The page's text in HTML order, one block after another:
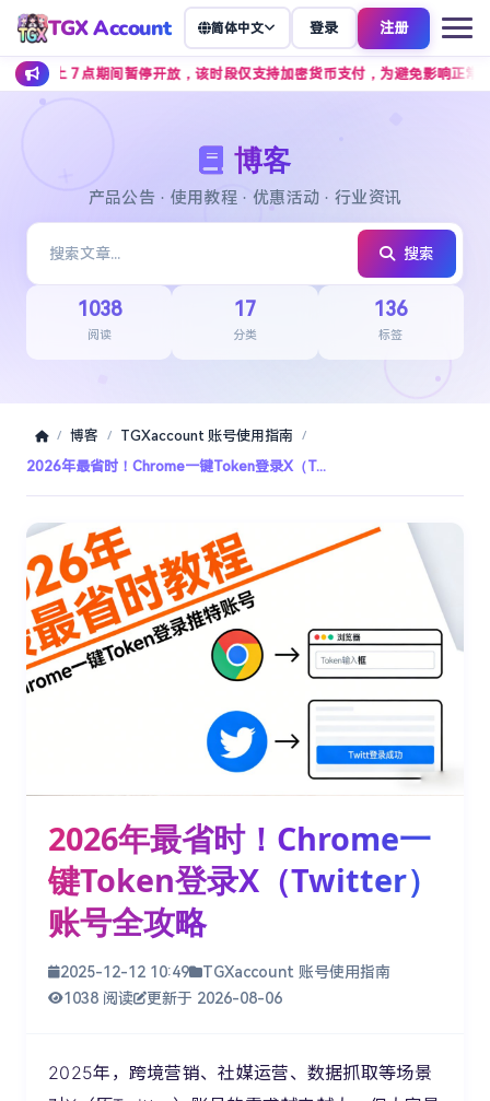
TGX Account 简体中文 登录 注册
点期间暂停开放，该时段仅支持加密货币支付，为避免影响正常下单，建
博客
产品公告 · 使用教程 · 优惠活动 · 行业资讯
搜索
1038
阅读
17
分类
136
标签
/ 博客 / TGXaccount 账号使用指南 /
2026年最省时！Chrome一键Token登录X（T...
2026年最省时！Chrome一
键Token登录X（Twitter）
账号全攻略
2025-12-12 10:49
TGXaccount 账号使用指南
1038 阅读
更新于 2026-08-06
2025年，跨境营销、社媒运营、数据抓取等场景